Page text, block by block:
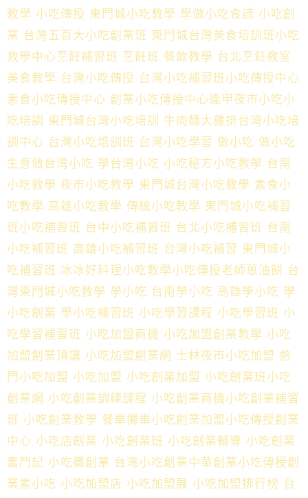
教學 小吃傳授 東門城小吃教學 學做小吃食譜 小吃創
業 台灣五百大小吃創業班 東門城台灣美食培訓班小吃
教學中心烹飪補習班 烹飪班 餐飲教學 台北烹飪教室
美食教學 台灣小吃傳授 台灣小吃補習班小吃傳授中心
素食小吃傳授中心 創業小吃傳授中心逢甲夜市小吃小
吃培訓 東門城台灣小吃培訓 牛肉麵大雞排台灣小吃培
訓中心 台灣小吃培訓班 台灣小吃學習 做小吃 做小吃
生意做台灣小吃 學台灣小吃 小吃秘方小吃教學 台南
小吃教學 夜市小吃教學 東門城台灣小吃教學 素食小
吃教學 高雄小吃教學 傳統小吃教學 東門城小吃補習
班小吃補習班 台中小吃補習班 台北小吃補習班 台南
小吃補習班 高雄小吃補習班 台灣小吃補習 東門城小
吃補習班 冰冰好料理小吃教學小吃傳授老師蔥油餅 台
灣東門城小吃教學 學小吃 台南學小吃 高雄學小吃 學
小吃創業 學小吃補習班 小吃學習課程 小吃學習班 小
吃學習補習班 小吃加盟商機 小吃加盟創業教學 小吃
加盟創業頂讓 小吃加盟創業網 士林夜市小吃加盟 熱
門小吃加盟 小吃加盟 小吃創業加盟 小吃創業班小吃
創業網 小吃創業訓練課程 小吃創業商機小吃創業補習
班 小吃創業教學 餐車攤車小吃創業加盟小吃傳授創業
中心 小吃店創業 小吃創業班 小吃創業輔導 小吃創業
奮鬥記 小吃攤創業 台灣小吃創業中華創業小吃傳授創
業素小吃 小吃加盟店 小吃加盟展 小吃加盟排行榜 台